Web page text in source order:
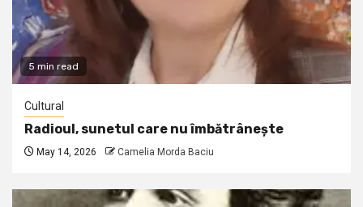
5 min read
Cultural
Radioul, sunetul care nu îmbătrânește
May 14, 2026 Camelia Morda Baciu